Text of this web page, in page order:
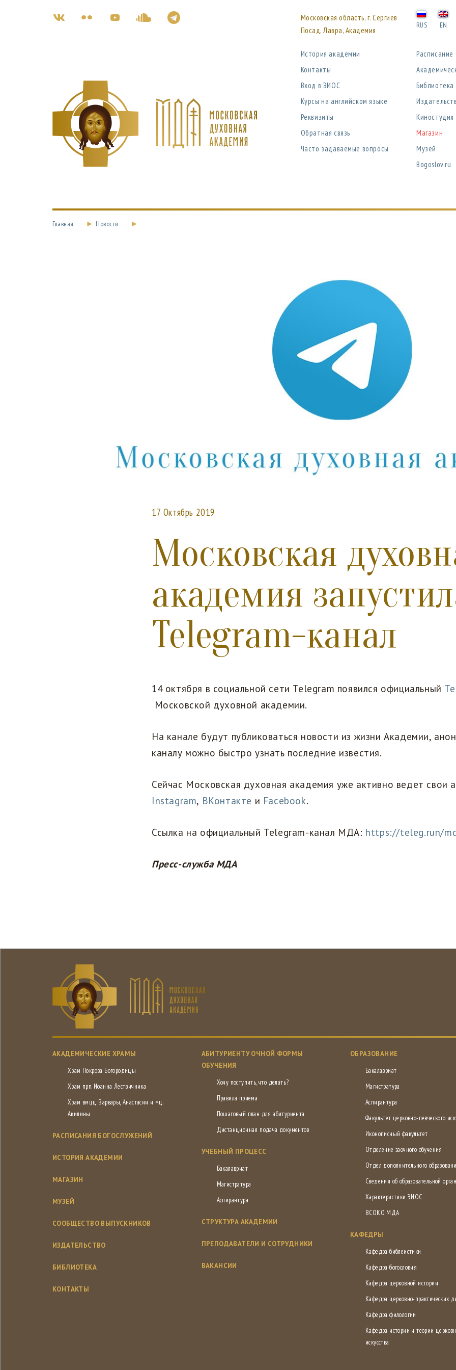
Московская область, г. Сергиев
Посад, Лавра, Академия
RUS EN
История академии
Контакты
Вход в ЭИОС
Курсы на английском языке
Реквизиты
Обратная связь
Часто задаваемые вопросы
Расписание
Библиотека
Киностудия
Магазин
Музей
Bogoslov.ru
Главная Новости
17 Октябрь 2019
Московская
академия
Telegram-канал
14 октября в социальной сети Telegram появился официальный
Московской духовной академии.
На канале будут публиковаться новости из жизни Академии,
каналу можно быстро узнать последние известия.
Сейчас Московская духовная академия уже активно ведет свои
Instagram, ВКонтакте и Facebook.
Ссылка на официальный Telegram-канал МДА: https://teleg.run/
Пресс-служба МДА
АКАДЕМИЧЕСКИЕ ХРАМЫ
Храм Покрова Богородицы
Храм прп. Иоанна Лествичника
Храм вмцц. Варвары, Анастасии и мц.
Акилины
РАСПИСАНИЯ БОГОСЛУЖЕНИЙ
ИСТОРИЯ АКАДЕМИИ
МАГАЗИН
МУЗЕЙ
СООБЩЕСТВО ВЫПУСКНИКОВ
ИЗДАТЕЛЬСТВО
БИБЛИОТЕКА
КОНТАКТЫ
АБИТУРИЕНТУ ОЧНОЙ ФОРМЫ
ОБУЧЕНИЯ
Хочу поступить, что делать?
Правила приема
Пошаговый план для абитуриента
Дистанционная подача документов
УЧЕБНЫЙ ПРОЦЕСС
Бакалавриат
Магистратура
Аспирантура
СТРУКТУРА АКАДЕМИИ
ПРЕПОДАВАТЕЛИ И СОТРУДНИКИ
ВАКАНСИИ
ОБРАЗОВАНИЕ
Бакалавриат
Магистратура
Аспирантура
Факультет церковно-певческого
Иконописный факультет
Отделение заочного обучения
Отдел дополнительного
Сведения об образовательной
Характеристики ЭИОС
ВСОКО МДА
КАФЕДРЫ
Кафедра библеистики
Кафедра богословия
Кафедра церковной истории
Кафедра церковно-практических
Кафедра филологии
Кафедра истории и теории
искусства